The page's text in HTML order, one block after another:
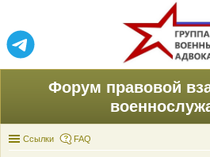
Форум правовой
Ссылки FAQ